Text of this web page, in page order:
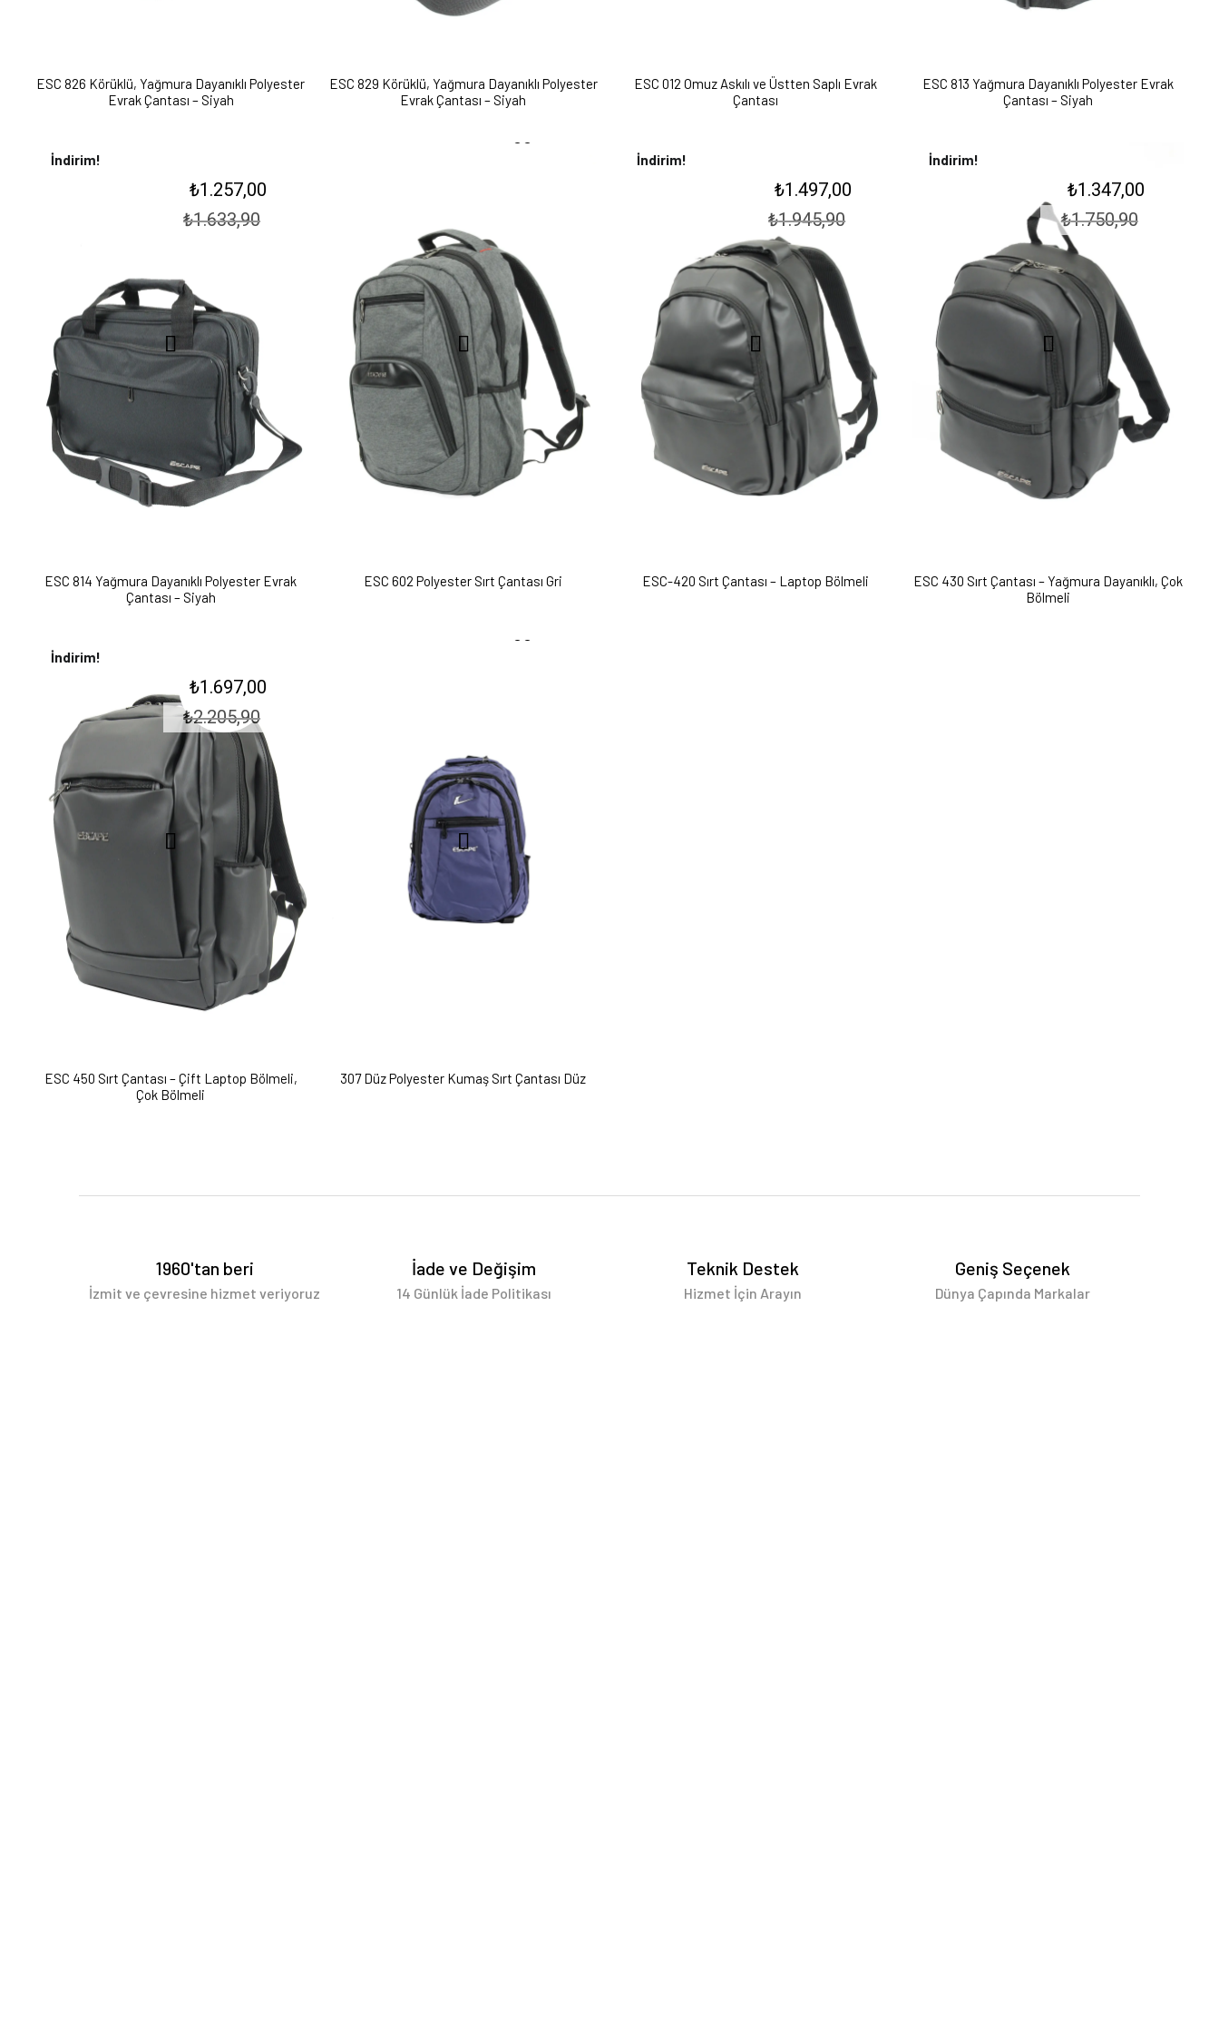
ESC 826 Körüklü, Yağmura Dayanıklı Polyester
Evrak Çantası – Siyah
ESC 829 Körüklü, Yağmura Dayanıklı Polyester
Evrak Çantası – Siyah
ESC 012 Omuz Askılı ve Üstten Saplı Evrak
Çantası
ESC 813 Yağmura Dayanıklı Polyester Evrak
Çantası – Siyah
İndirim!
ESC 814 Yağmura Dayanıklı Polyester Evrak
Çantası – Siyah
₺1.633,90
Orijinal
fiyat:
₺1.633,90.
₺1.257,00
ESC 602 Polyester Sırt Çantası Gri
İndirim!
ESC-420 Sırt Çantası – Laptop Bölmeli
₺1.945,90
Orijinal
fiyat:
₺1.945,90.
₺1.497,00
İndirim!
ESC 430 Sırt Çantası – Yağmura Dayanıklı, Çok
Bölmeli
₺1.750,90
Orijinal
fiyat:
₺1.750,90.
₺1.347,00
İndirim!
ESC 450 Sırt Çantası – Çift Laptop Bölmeli,
Çok Bölmeli
₺2.205,90
Orijinal
fiyat:
₺2.205,90.
₺1.697,00
307 Düz Polyester Kumaş Sırt Çantası Düz
1960'tan beri
İzmit ve çevresine hizmet veriyoruz
İade ve Değişim
14 Günlük İade Politikası
Teknik Destek
Hizmet İçin Arayın
Geniş Seçenek
Dünya Çapında Markalar